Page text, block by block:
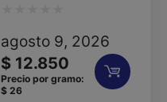
con
0
de
agosto 9, 2026
$ 12.850
Precio por gramo:
$ 26